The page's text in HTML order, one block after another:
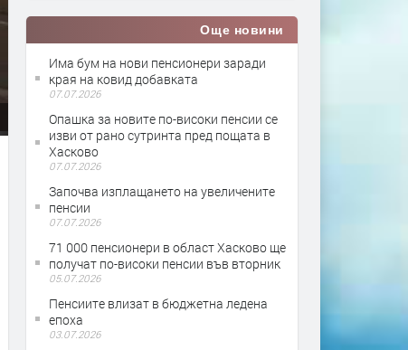
Още новини
Има бум на нови пенсионери заради
края на ковид добавката
07.07.2026
Опашка за новите по-високи пенсии се
изви от рано сутринта пред пощата в
Хасково
07.07.2026
Започва изплащането на увеличените
пенсии
07.07.2026
71 000 пенсионери в област Хасково ще
получат по-високи пенсии във вторник
05.07.2026
Пенсиите влизат в бюджетна ледена
епоха
03.07.2026